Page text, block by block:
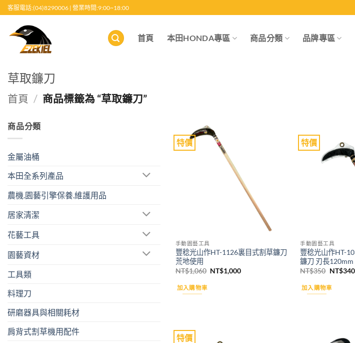
至
客服電話:(04)8290006 | 營業時間:9:00~18:00
首頁 本田HONDA專區 商品分類 品牌專區
草取鐮刀
首頁 / 商品標籤為 “草取鐮刀”
商品分類
金屬油桶
本田全系列產品
農機.園藝引擎保養.維護用品
居家清潔
花藝工具
園藝資材
工具類
料理刀
研磨器具與相關耗材
肩背式割草機用配件
特價
手動園藝工具
豐稔光山作HT-1126裏目式割草鐮刀
荒地使用
NT$1,060 原
NT$1,000目
加入購物車
特價
手動園藝工具
豐稔光山作HT-
鐮刀 刃長120mm
NT$350 原
價
格：
NT$340
加入購物車
特價